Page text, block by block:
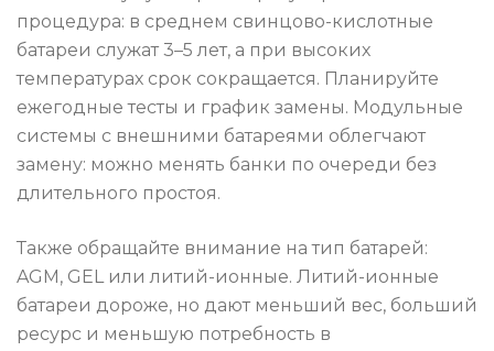
процедура: в среднем свинцово-кислотные
батареи служат 3–5 лет, а при высоких
температурах срок сокращается. Планируйте
ежегодные тесты и график замены. Модульные
системы с внешними батареями облегчают
замену: можно менять банки по очереди без
длительного простоя.
Также обращайте внимание на тип батарей:
AGM, GEL или литий-ионные. Литий-ионные
батареи дороже, но дают меньший вес, больший
ресурс и меньшую потребность в